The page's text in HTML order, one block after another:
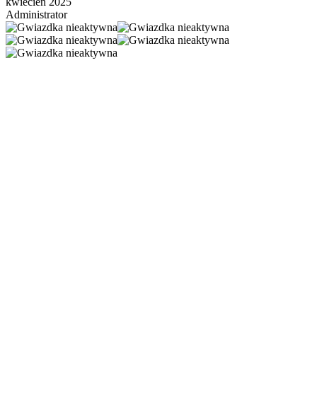
Administrator